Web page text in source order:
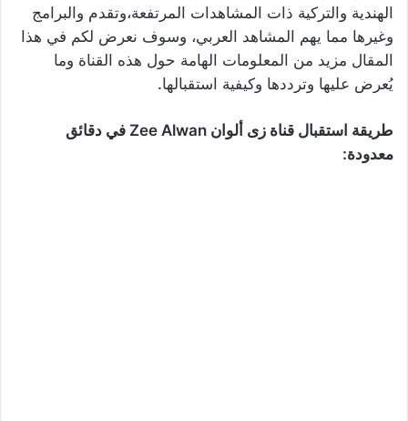
الهندية والتركية ذات المشاهدات المرتفعة،وتقدم والبرامج
وغيرها مما يهم المشاهد العربي، وسوف نعرض لكم في هذا
المقال مزيد من المعلومات الهامة حول هذه القناة وما
يُعرض عليها وترددها وكيفية استقبالها.
طريقة استقبال قناة زى ألوان Zee Alwan في دقائق
معدودة: